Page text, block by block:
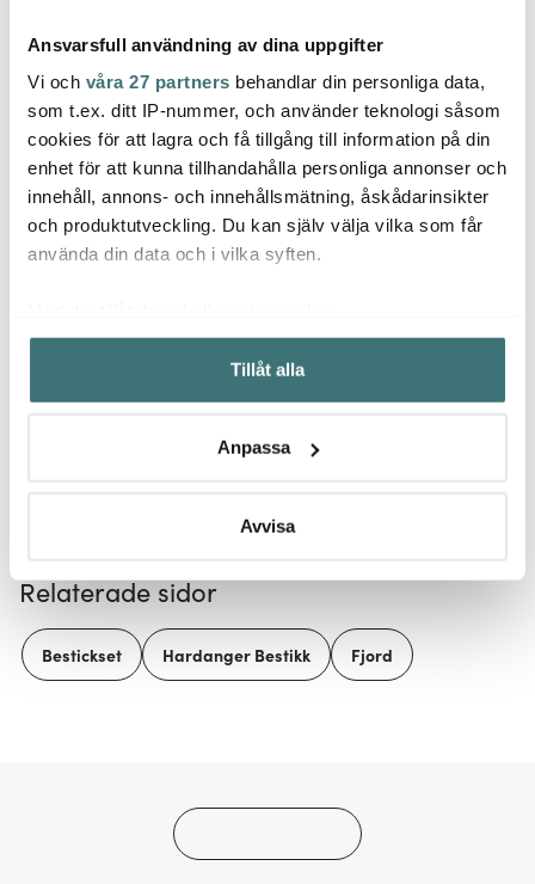
Ansvarsfull användning av dina uppgifter
Vi och våra 27 partners behandlar din personliga data,
som t.ex. ditt IP-nummer, och använder teknologi såsom
cookies för att lagra och få tillgång till information på din
enhet för att kunna tillhandahålla personliga annonser och
innehåll, annons- och innehållsmätning, åskådarinsikter
och produktutveckling. Du kan själv välja vilka som får
använda din data och i vilka syften.
Samla in information om din geografiska plats som
kan ha en noggrannhet på upp till flera meter
Identifiera din enhet genom att aktivt skanna den för
Ta reda på mer om hur dina personliga uppgifter
Du kan ändra eller dra tillbaka ditt samtycke när som
Vi använder cookies för att innehållet och annonserna
ska anpassas efter det som vi tror att du tycker om. Det
gör också att vi kan analysera vår trafik och göra
Tillåt alla
Anpassa
Avvisa
Jonas
Jonas Måttsats i 4 delar
Rostfri
129 kr
Anders Petter
Classic
Stekpanneskydd 3-
pack grå
55 kr
Låt dig inspireras av våra kunder
Relaterade sidor
Bestickset Hardanger Bestikk Fjord